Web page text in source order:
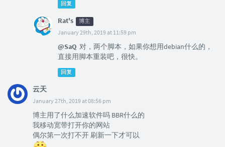
回复
Rat's 博主
January 29th, 2019 at 11:59 pm
@SaQ 对，两个脚本，如果你想用debian什么的，
直接用脚本重装吧，很快。
回复
云天
January 27th, 2019 at 08:56 pm
博主用了什么加速软件吗 BBR什么的
我移动宽带打开你的网站
偶尔第一次打不开 刷新一下才可以